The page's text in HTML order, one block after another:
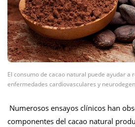
El consumo de cacao natural puede ayudar a
enfermedades cardiovasculares y
Numerosos ensayos clínicos han
componentes del cacao natural